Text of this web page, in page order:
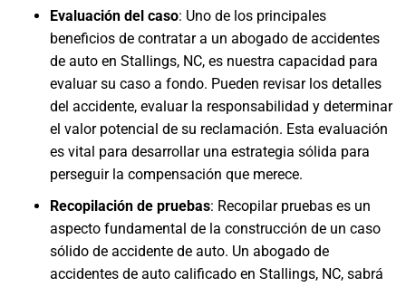
Evaluación del caso: Uno de los principales
beneficios de contratar a un abogado de accidentes
de auto en Stallings, NC, es nuestra capacidad para
evaluar su caso a fondo. Pueden revisar los detalles
del accidente, evaluar la responsabilidad y determinar
el valor potencial de su reclamación. Esta evaluación
es vital para desarrollar una estrategia sólida para
perseguir la compensación que merece.
Recopilación de pruebas: Recopilar pruebas es un
aspecto fundamental de la construcción de un caso
sólido de accidente de auto. Un abogado de
accidentes de auto calificado en Stallings, NC, sabrá